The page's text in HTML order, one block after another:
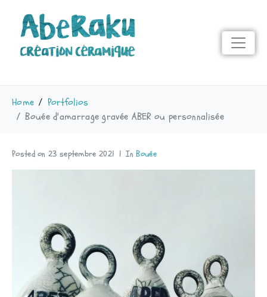
Home
Portfolios
Bouée d'amarrage gravée ABER ou personnalisée
Posted on 23 septembre 2021 InBouée